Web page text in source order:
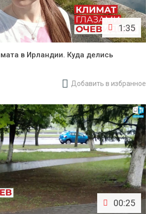
1:35
в Ирландии. Куда делись
Добавить в избранное
00:25